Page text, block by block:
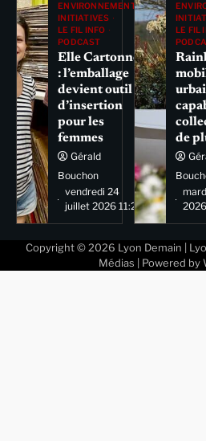
ENVIRONNEMENT
INITIATIVES
LE FIL INFO
PODCAST
Elle Cartonne
: l’emballage
devient outil
d’insertion
pour les
femmes
Gérald
Bouchon
vendredi 24
juillet 2026 11:29
LE FIL
de
Copyright © 2026 Lyon Demain |
Médias | Powered by